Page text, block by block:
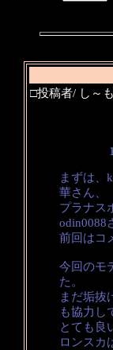
□投稿者/ し～
まずは、
華さん、
プラナス
odin0088
前回はコ
今回のモ
た。
まだ垢抜
も協力し
とても良
ロンスカ